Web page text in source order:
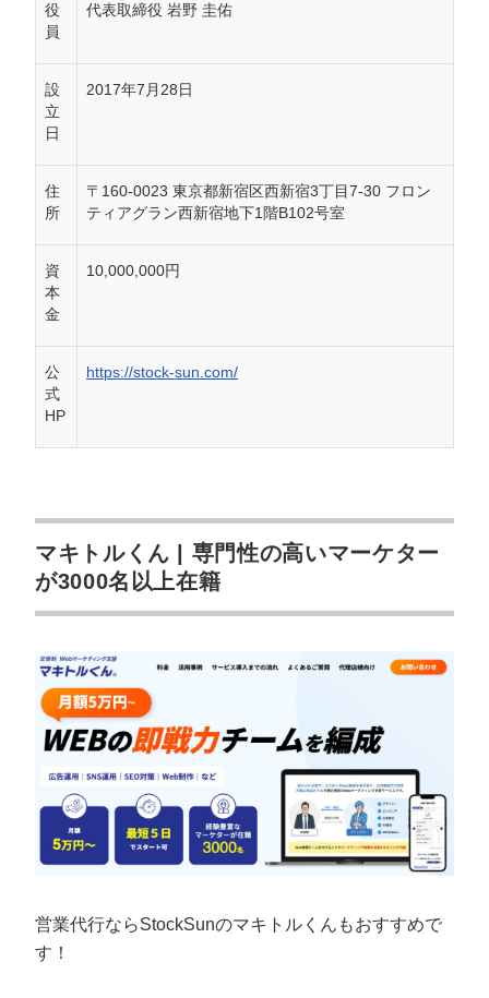
役
員
代表取締役 岩野 圭佑
設
立
日
2017年7月28日
住
所
〒160-0023 東京都新宿区西新宿3丁目7-30 フロン
ティアグラン西新宿地下1階B102号室
資
本
金
10,000,000円
公
式
HP
https://stock-sun.com/
マキトルくん | 専門性の高いマーケター
が3000名以上在籍
営業代行ならStockSunのマキトルくんもおすすめで
す！